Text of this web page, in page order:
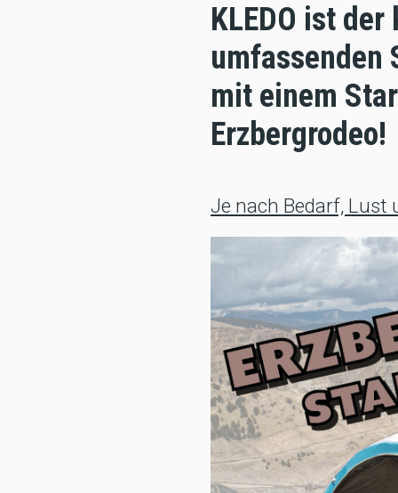
KLEDO ist
umfassenden
mit einem
Erzbergrodeo!
Je nach Bedarf, Lust